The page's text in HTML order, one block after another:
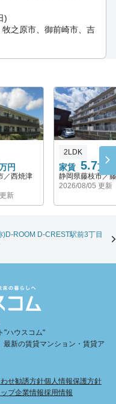
)
之原市、御前崎市、吉
円
／西焼津
新
家賃 5.7万円
2LDK
静岡県藤枝市／
2026/08/05 更新
)D-ROOM D-CREST駅前3丁目
"ハウスコム"
新の賃貸マンション・賃貸ア
せ勧誘方針個人情報保護方針
プ企業情報採用情報